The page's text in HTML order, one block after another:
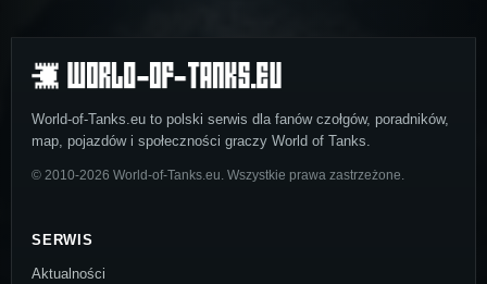
World-of-Tanks.eu to polski serwis dla fanów czołgów, poradników,
map, pojazdów i społeczności graczy World of Tanks.
© 2010-2026 World-of-Tanks.eu. Wszystkie prawa zastrzeżone.
SERWIS
Aktualności